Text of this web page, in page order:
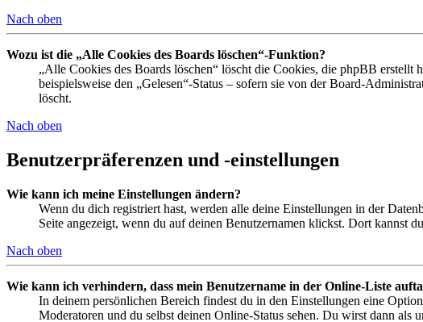
Nach oben
Wozu ist die „Alle Cookies des Boards löschen“-Funktion?
„Alle Cookies des Boards löschen“ löscht die Cookies, die phpBB
beispielsweise den „Gelesen“-Status – sofern sie von der Board-
löscht.
Nach oben
Benutzerpräferenzen und -einstellungen
Wie kann ich meine Einstellungen ändern?
Wenn du dich registriert hast, werden alle deine Einstellungen in der
Seite angezeigt, wenn du auf deinen Benutzernamen klickst. Dort kannst
Nach oben
Wie kann ich verhindern, dass mein Benutzername in der Online-Liste
In deinem persönlichen Bereich findest du in den Einstellungen eine
Moderatoren und du selbst deinen Online-Status sehen. Du wirst dann als